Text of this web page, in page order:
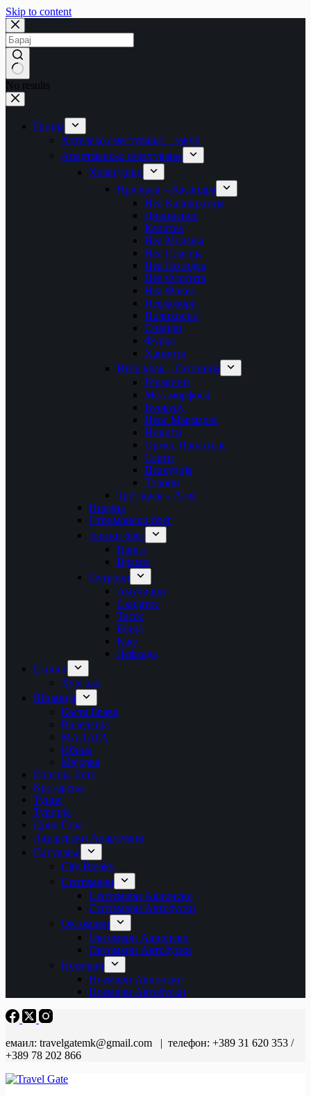
Skip to content
No results
Грција
Хотелско сместување – закуп
Апартманско сместување
Халкидики
Прв крак – Касандра
Неа Каликратија
Дионисиос
Калитеа
Неа Модања
Неа Плагија
Неа Потидеа
Неа Флогита
Неа Фокеа
Пефкохори
Полихроно
Сивири
Фурка
Ханиоти
Втор крак – Ситонија
Геракини
Метаморфоси
Вурвуру
Неос Мармарас
Никити
Ормос Панагијас
Сарти
Псакудија
Торони
Трет крак – Атос
Пиериа
Стримонски брег
Јонски брег
Парга
Врахос
Острови
Амулиани
Скијатос
Тасос
Евија
Крф
Лефкада
Египет
Хургада
Шпанија
Коста Брава
Валенсија
МАЛАГА
Ибица
Мајорка
Италија Лето
Крстарења
Тунис
Турција
Црна Гора
Лазаревски Апартмани
Патувања
City Breaks
Септември
Септември Авионски
Септември Автобуски
Октомври
Октомври Авионски
Октомври Автобуски
Ноември
Ноември Авионски
Ноември Автобуски
емаил: travelgatemk@gmail.com | телефон: +389 31 620 353 /
+389 78 202 866